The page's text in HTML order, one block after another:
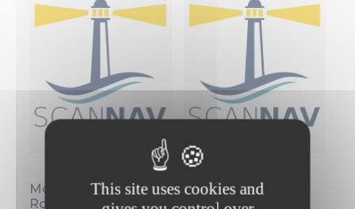
Module
Routage (
Module
AIS/ASN/ARPA
This site uses cookies and